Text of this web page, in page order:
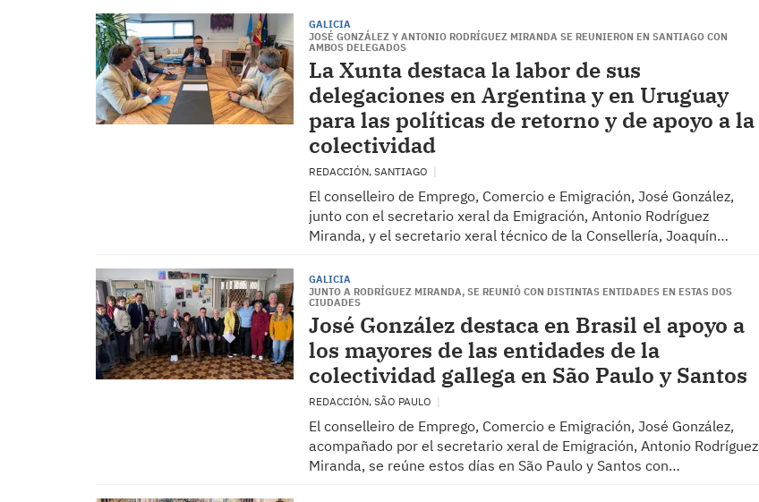
GALICIA
JOSÉ GONZÁLEZ Y ANTONIO RODRÍGUEZ MIRANDA SE REUNIERON EN SANTIAGO CON
AMBOS DELEGADOS
La Xunta destaca la labor de sus
delegaciones en Argentina y en Uruguay
para las políticas de retorno y de apoyo a la
colectividad
REDACCIÓN, SANTIAGO
El conselleiro de Emprego, Comercio e Emigración, José González,
junto con el secretario xeral da Emigración, Antonio Rodríguez
Miranda, y el secretario xeral técnico de la Consellería, Joaquín…
GALICIA
JUNTO A RODRÍGUEZ MIRANDA, SE REUNIÓ CON DISTINTAS ENTIDADES EN ESTAS DOS
CIUDADES
José González destaca en Brasil el apoyo a
los mayores de las entidades de la
colectividad gallega en São Paulo y Santos
REDACCIÓN, SÃO PAULO
El conselleiro de Emprego, Comercio e Emigración, José González,
acompañado por el secretario xeral de Emigración, Antonio Rodríguez
Miranda, se reúne estos días en São Paulo y Santos con…